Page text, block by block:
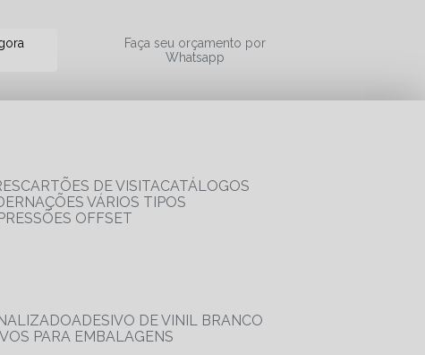
Faça seu orçamento por
Whatsapp
CARTÕES DE VISITA
CATÁLOGOS
VÁRIOS TIPOS
OFFSET
ADESIVO DE VINIL BRANCO
PARA EMBALAGENS